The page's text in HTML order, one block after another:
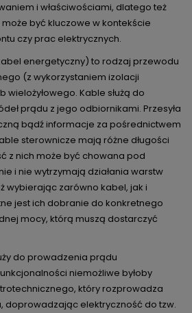
i właściwościami, dlatego też
być kluczowe w kontekście
czy prac elektrycznych.
energetyczny) to rodzaj przewodu
(z wykorzystaniem izolacji
Kable służą do
prądu z jego odbiornikami. Przesyła
bądź informacje za pośrednictwem
sterownicze mają różne długości
z nich może być chowana pod
i nie wytrzymają działania warstw
wybierając zarówno kabel, jak i
jest ich dobranie do konkretnego
mocy, którą muszą dostarczyć
do prowadzenia prądu
niemożliwe byłoby
który rozprowadza
doprowadzając elektryczność do tzw.